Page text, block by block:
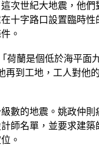
次世紀大地震，他
十字路口設置臨時
。
蘭是個低於海平面
到工地，工人對他
數的地震。姚政仲
師名單，並要求建
。